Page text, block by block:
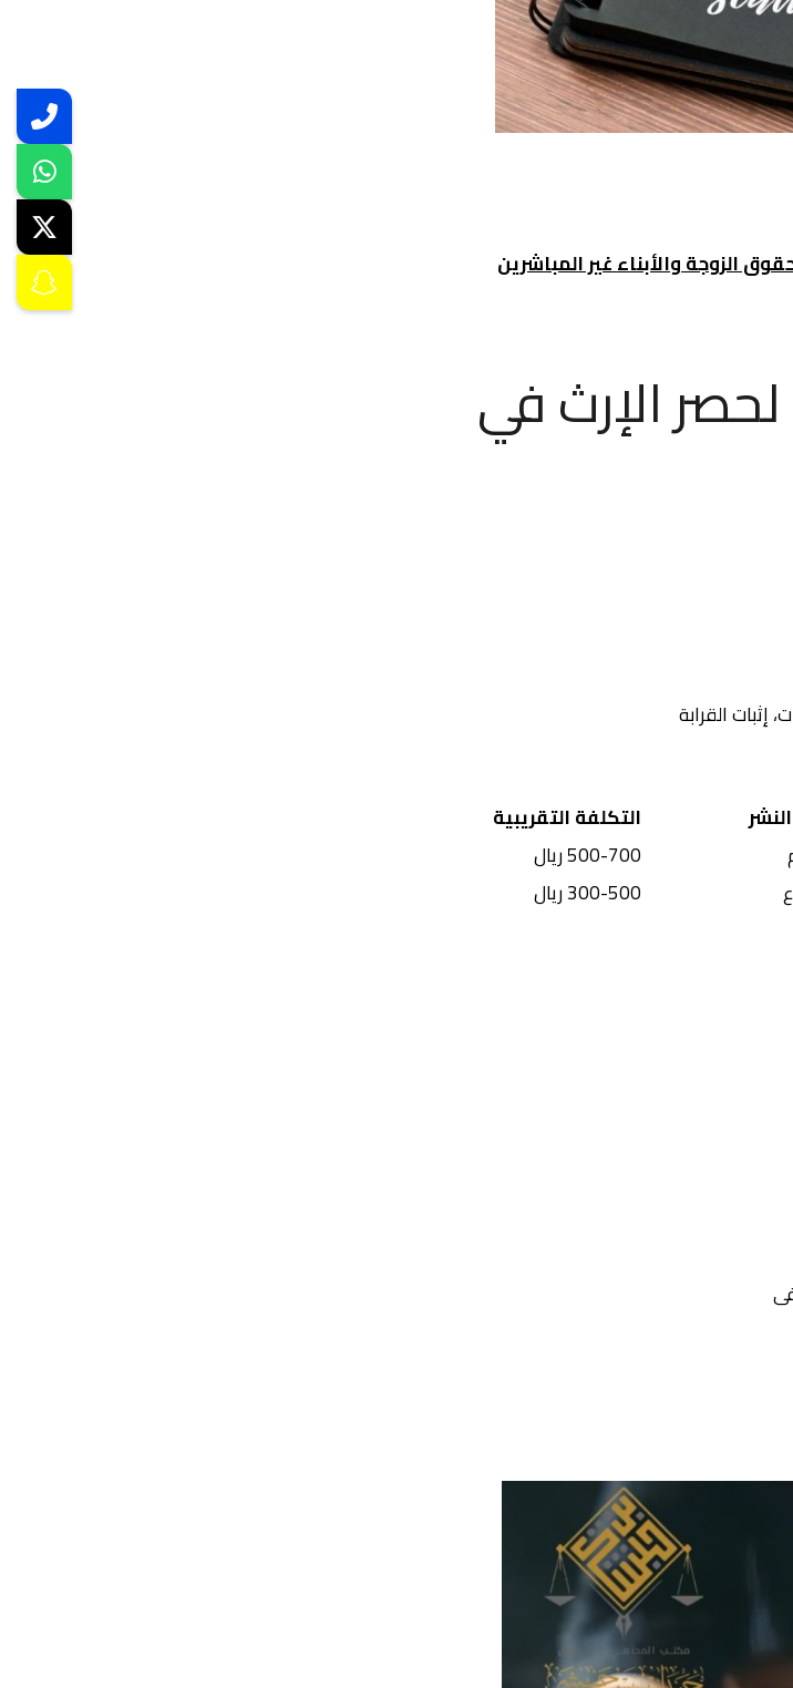
الزوجة والأبناء غير المباشرين
لحصر الإرث في
إثبات القرابة
التكلفة التقريبية
500-700 ريال
300-500 ريال